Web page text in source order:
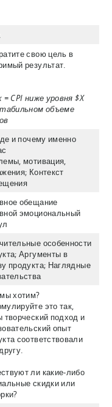
свою цель в
результат.
= CPI ниже уровня $X
объеме
и почему именно
мотивация,
Контекст
обещание
эмоциональный
особенности
Аргументы в
продукта; Наглядные
хотим?
это так,
творческий подход и
опыт
соответствовали
ли какие-либо
скидки или